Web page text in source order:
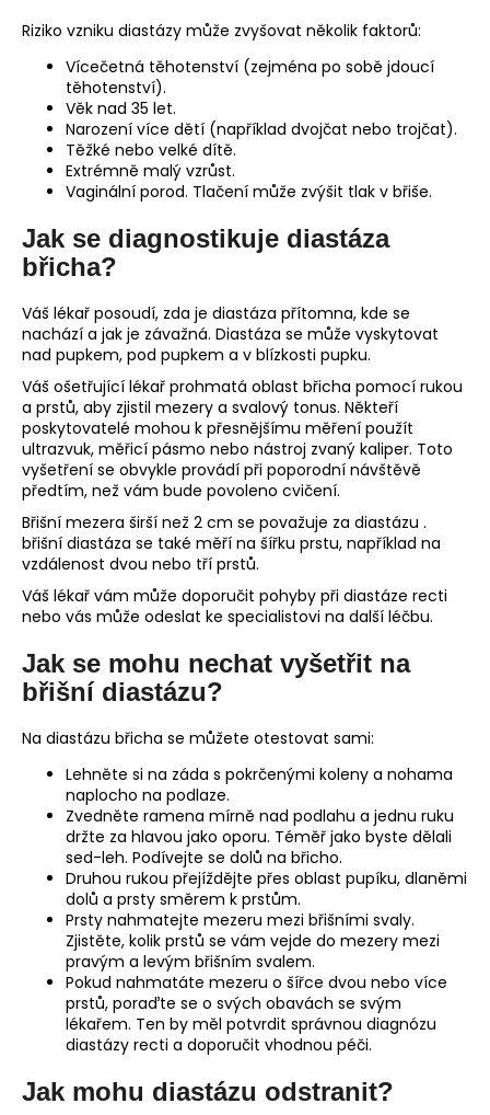
Riziko vzniku diastázy může zvyšovat několik faktorů:
Vícečetná těhotenství (zejména po sobě jdoucí
těhotenství).
Věk nad 35 let.
Narození více dětí (například dvojčat nebo trojčat).
Těžké nebo velké dítě.
Extrémně malý vzrůst.
Vaginální porod. Tlačení může zvýšit tlak v břiše.
Jak se diagnostikuje diastáza
břicha?
Váš lékař posoudí, zda je diastáza přítomna, kde se
nachází a jak je závažná. Diastáza se může vyskytovat
nad pupkem, pod pupkem a v blízkosti pupku.
Váš ošetřující lékař prohmatá oblast břicha pomocí rukou
a prstů, aby zjistil mezery a svalový tonus. Někteří
poskytovatelé mohou k přesnějšímu měření použít
ultrazvuk, měřicí pásmo nebo nástroj zvaný kaliper. Toto
vyšetření se obvykle provádí při poporodní návštěvě
předtím, než vám bude povoleno cvičení.
Břišní mezera širší než 2 cm se považuje za diastázu .
břišní diastáza se také měří na šířku prstu, například na
vzdálenost dvou nebo tří prstů.
Váš lékař vám může doporučit pohyby při diastáze recti
nebo vás může odeslat ke specialistovi na další léčbu.
Jak se mohu nechat vyšetřit na
břišní diastázu?
Na diastázu břicha se můžete otestovat sami:
Lehněte si na záda s pokrčenými koleny a nohama
naplocho na podlaze.
Zvedněte ramena mírně nad podlahu a jednu ruku
držte za hlavou jako oporu. Téměř jako byste dělali
sed-leh. Podívejte se dolů na břicho.
Druhou rukou přejíždějte přes oblast pupíku, dlaněmi
dolů a prsty směrem k prstům.
Prsty nahmatejte mezeru mezi břišními svaly.
Zjistěte, kolik prstů se vám vejde do mezery mezi
pravým a levým břišním svalem.
Pokud nahmatáte mezeru o šířce dvou nebo více
prstů, poraďte se o svých obavách se svým
lékařem. Ten by měl potvrdit správnou diagnózu
diastázy recti a doporučit vhodnou péči.
Jak mohu diastázu odstranit?